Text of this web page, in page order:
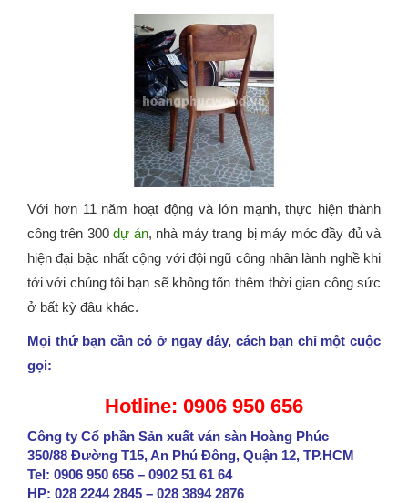
Với hơn 11 năm hoạt động và lớn mạnh, thực hiện thành
công trên 300dự án, nhà máy trang bị máy móc đầy đủ và
hiện đại bậc nhất cộng với đội ngũ công nhân lành nghề khi
tới với chúng tôi bạn sẽ không tốn thêm thời gian công sức
ở bất kỳ đâu khác.
Mọi thứ bạn cần có ở ngay đây, cách bạn chỉ một cuộc
gọi:
Hotline: 0906 950 656
Công ty Cổ phần Sản xuất ván sàn Hoàng Phúc
350/88 Đường T15, An Phú Đông, Quận 12, TP.HCM
Tel: 0906 950 656 – 0902 51 61 64
HP: 028 2244 2845 – 028 3894 2876